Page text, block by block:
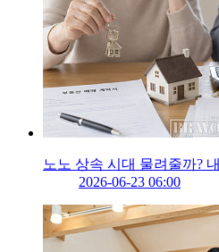
노노 상속 시대 물려줄까?
2026-06-23 06:00